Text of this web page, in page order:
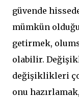
güvende
mümkün
getirmek,
olabilir.
değişiklikleri
onu